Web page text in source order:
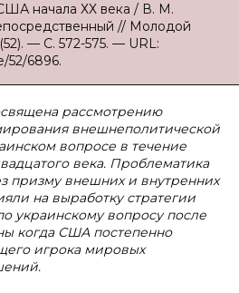
начала ХХ века / В. М.
// Молодой
— С. 572-575. — URL:
52/6896.
рассмотрению
внешнеполитической
вопросе в течение
века. Проблематика
призму внешних и внутренних
на выработку стратегии
украинскому вопросу после
когда США постепенно
игрока мировых